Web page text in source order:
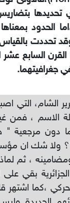
تحديدها
الحدود
تحددت
القرن السابع
جغرافيتهما.
الشام، التي
الاسم ، فمن
مرجعية "
ولا شك ان
، ثم
بقي
،كما اشتهر